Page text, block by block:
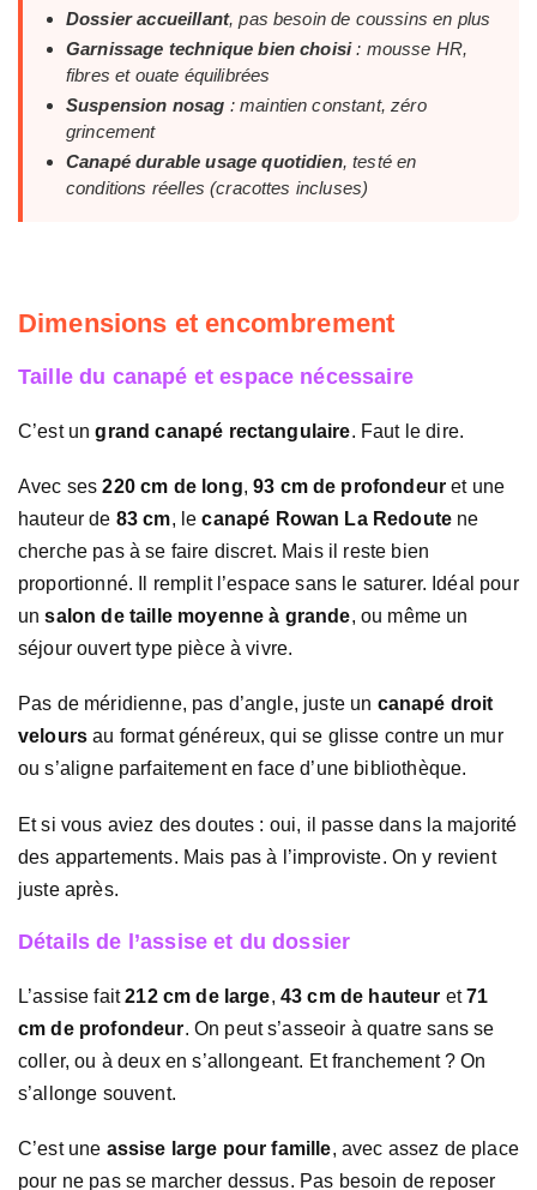
Dossier accueillant, pas besoin de coussins en plus
Garnissage technique bien choisi: mousse HR,
fibres et ouate équilibrées
Suspension nosag : maintien constant, zéro
grincement
Canapé durable usage quotidien, testé en
conditions réelles (cracottes incluses)
Dimensions et encombrement
Taille du canapé et espace nécessaire
C’est ungrand canapé rectangulaire. Faut le dire.
Avec ses220 cm de long,93 cm de profondeur et une
hauteur de 83 cm, lecanapé Rowan La Redoute ne
cherche pas à se faire discret. Mais il reste bien
proportionné. Il remplit l’espace sans le saturer. Idéal pour
unsalon de taille moyenne à grande, ou même un
séjour ouvert type pièce à vivre.
Pas de méridienne, pas d’angle, juste un canapé droit
velours au format généreux, qui se glisse contre un mur
ou s’aligne parfaitement en face d’une bibliothèque.
Et si vous aviez des doutes : oui, il passe dans la majorité
des appartements. Mais pas à l’improviste. On y revient
juste après.
Détails de l’assise et du dossier
L’assise fait212 cm de large, 43 cm de hauteur et71
cm de profondeur. On peut s’asseoir à quatre sans se
coller, ou à deux en s’allongeant. Et franchement ? On
s’allonge souvent.
C’est une assise large pour famille, avec assez de place
pour ne pas se marcher dessus. Pas besoin de reposer